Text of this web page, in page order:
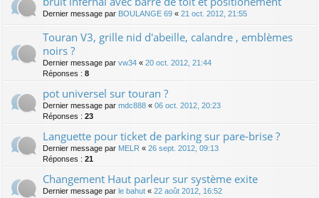
Dernier message par BOULANGE 69 « 21 oct. 2012, 21:55
Touran V3, grille nid d'abeille, calandre , emblèmes
noirs ?
Dernier message par vw34 « 20 oct. 2012, 21:44
Réponses : 8
pot universel sur touran ?
Dernier message par mdc888 « 06 oct. 2012, 20:23
Réponses : 23
Languette pour ticket de parking sur pare-brise ?
Dernier message par MELR « 26 sept. 2012, 09:13
Réponses : 21
Changement Haut parleur sur système exite
Dernier message par le bahut « 22 août 2012, 16:52